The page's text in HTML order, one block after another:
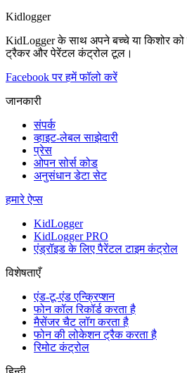
Kidlogger
KidLogger के साथ अपने बच्चे या किशोर
ट्रैकर और पेरेंटल कंट्रोल टूल।
Facebook पर हमें फॉलो करें
जानकारी
संपर्क
व्हाइट-लेबल साझेदारी
प्रेस
ओपन सोर्स कोड
अनुसंधान डेटा सेट
हमारे ऐप्स
KidLogger
KidLogger PRO
एंड्रॉइड के लिए पैरेंटल टाइम कंट्रोल
विशेषताएँ
एंड-टू-एंड एन्क्रिप्शन
फोन कॉल रिकॉर्ड करता है
मैसेंजर चैट लॉग करता है
फोन की लोकेशन ट्रैक करता है
रिमोट कंट्रोल